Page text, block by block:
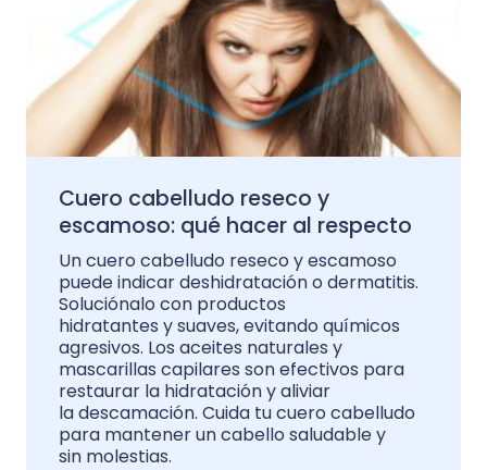
Cuero cabelludo reseco y
escamoso: qué hacer al respecto
Un cuero cabelludo reseco y escamoso
puede indicar deshidratación o dermatitis.
Soluciónalo con productos
hidratantes y suaves, evitando químicos
agresivos. Los aceites naturales y
mascarillas capilares son efectivos para
restaurar la hidratación y aliviar
la descamación. Cuida tu cuero cabelludo
para mantener un cabello saludable y
sin molestias.